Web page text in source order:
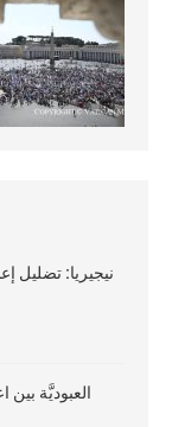
نيجيريا: تضليل
العبوديَّة بين